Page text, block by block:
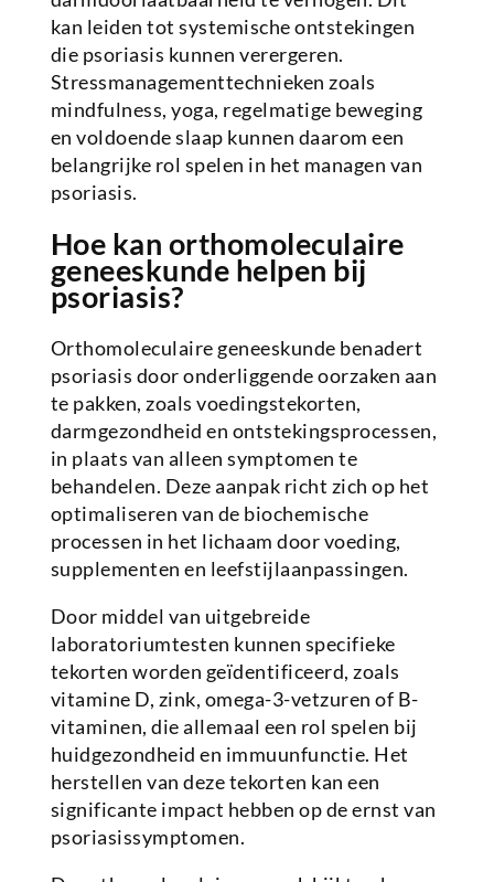
kan leiden tot systemische ontstekingen
die psoriasis kunnen verergeren.
Stressmanagementtechnieken zoals
mindfulness, yoga, regelmatige beweging
en voldoende slaap kunnen daarom een
belangrijke rol spelen in het managen van
psoriasis.
Hoe kan orthomoleculaire
geneeskunde helpen bij
psoriasis?
Orthomoleculaire geneeskunde benadert
psoriasis door onderliggende oorzaken aan
te pakken, zoals voedingstekorten,
darmgezondheid en ontstekingsprocessen,
in plaats van alleen symptomen te
behandelen. Deze aanpak richt zich op het
optimaliseren van de biochemische
processen in het lichaam door voeding,
supplementen en leefstijlaanpassingen.
Door middel van uitgebreide
laboratoriumtesten kunnen specifieke
tekorten worden geïdentificeerd, zoals
vitamine D, zink, omega-3-vetzuren of B-
vitaminen, die allemaal een rol spelen bij
huidgezondheid en immuunfunctie. Het
herstellen van deze tekorten kan een
significante impact hebben op de ernst van
psoriasissymptomen.